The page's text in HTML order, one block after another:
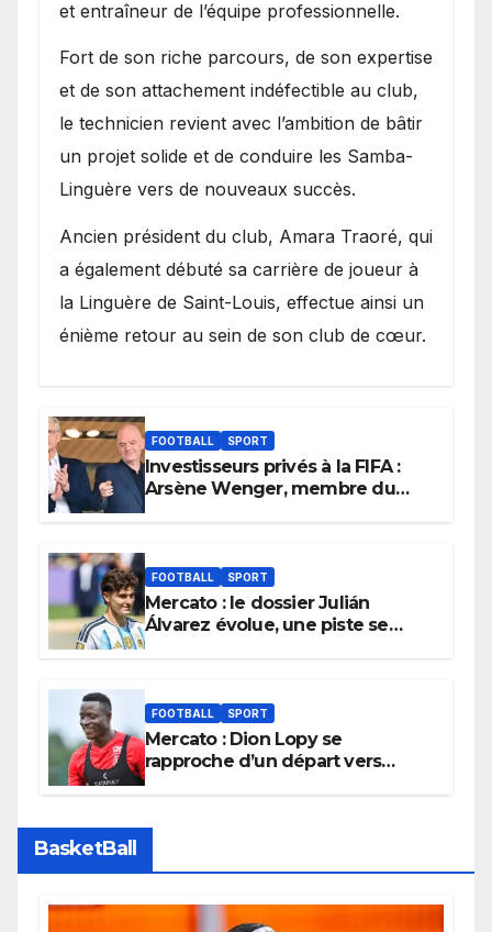
et entraîneur de l’équipe professionnelle.
Fort de son riche parcours, de son expertise
et de son attachement indéfectible au club,
le technicien revient avec l’ambition de bâtir
un projet solide et de conduire les Samba-
Linguère vers de nouveaux succès.
Ancien président du club, Amara Traoré, qui
a également débuté sa carrière de joueur à
la Linguère de Saint-Louis, effectue ainsi un
énième retour au sein de son club de cœur.
FOOTBALL SPORT
Investisseurs privés à la FIFA :
Arsène Wenger, membre du
FOOTBALL SPORT
Mercato : le dossier Julián
Álvarez évolue, une piste se
FOOTBALL SPORT
Mercato : Dion Lopy se
rapproche d’un départ vers
BasketBall